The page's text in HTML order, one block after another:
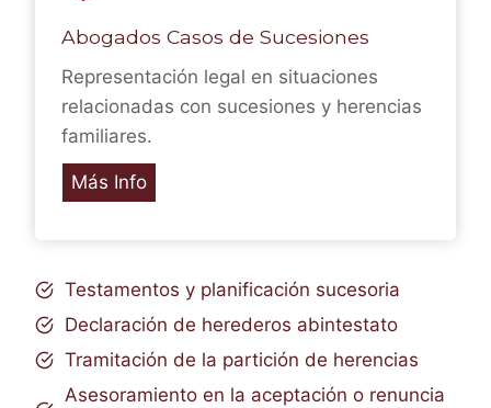
Abogados Casos de Sucesiones
Representación legal en situaciones
relacionadas con sucesiones y herencias
familiares.
Más Info
Testamentos y planificación sucesoria
Declaración de herederos abintestato
Tramitación de la partición de herencias
Asesoramiento en la aceptación o renuncia